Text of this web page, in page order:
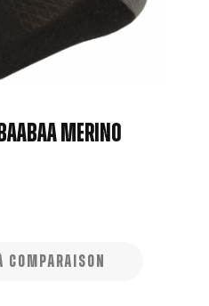
MERINO
COMPARAISON